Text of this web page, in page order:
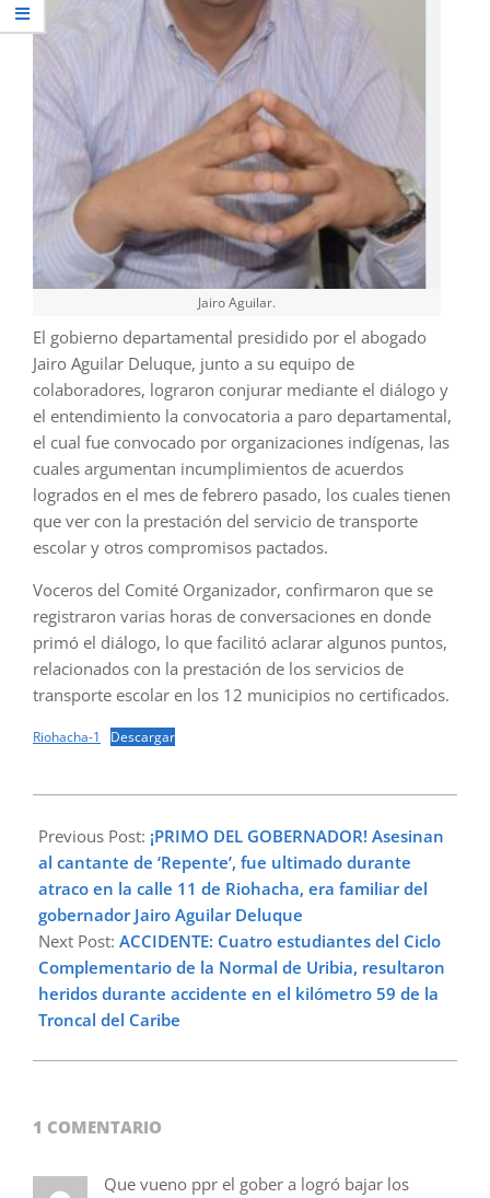
Jairo Aguilar.
El gobierno departamental presidido por el abogado
Jairo Aguilar Deluque, junto a su equipo de
colaboradores, lograron conjurar mediante el diálogo y
el entendimiento la convocatoria a paro departamental,
el cual fue convocado por organizaciones indígenas, las
cuales argumentan incumplimientos de acuerdos
logrados en el mes de febrero pasado, los cuales tienen
que ver con la prestación del servicio de transporte
escolar y otros compromisos pactados.
Voceros del Comité Organizador, confirmaron que se
registraron varias horas de conversaciones en donde
primó el diálogo, lo que facilitó aclarar algunos puntos,
relacionados con la prestación de los servicios de
transporte escolar en los 12 municipios no certificados.
Riohacha-1 Descargar
03-
17
Previous Post: ¡PRIMO DEL GOBERNADOR! Asesinan
al cantante de ‘Repente’, fue ultimado durante
atraco en la calle 11 de Riohacha, era familiar del
gobernador Jairo Aguilar Deluque
Next Post: ACCIDENTE: Cuatro estudiantes del Ciclo
Complementario de la Normal de Uribia, resultaron
heridos durante accidente en el kilómetro 59 de la
Troncal del Caribe
1 COMENTARIO
Que vueno ppr el gober a logró bajar los